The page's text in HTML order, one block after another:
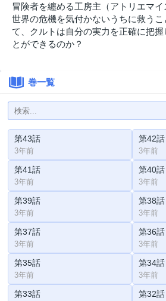
冒険者を纏める工房主（アトリエマ
世界の危機を気付かないうちに救う
て、クルトは自分の実力を正確に把握
とができるのか？
巻一覧
第43話
3年前
第42話
3年前
第41話
3年前
第40話
3年前
第39話
3年前
第38話
3年前
第37話
3年前
第36話
3年前
第35話
3年前
第34話
3年前
第33話 第32話